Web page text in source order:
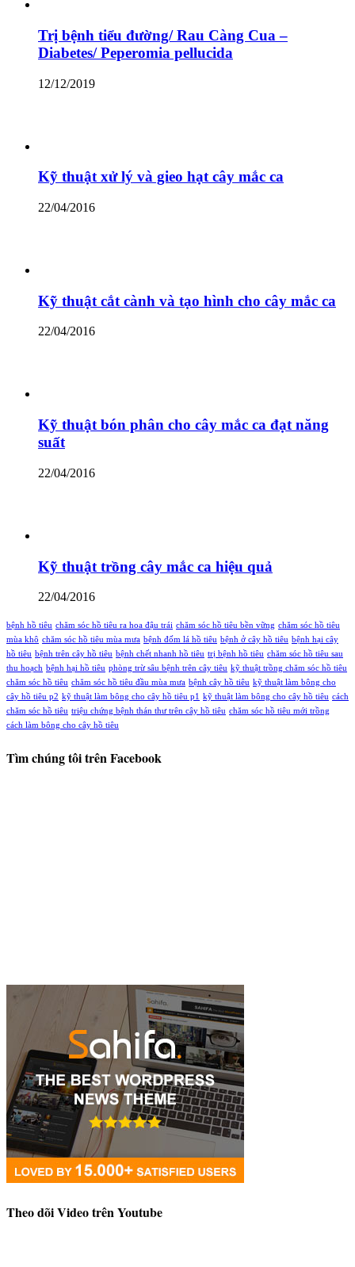
Trị bệnh tiểu đường/ Rau Càng Cua –
Diabetes/ Peperomia pellucida
12/12/2019
Kỹ thuật xử lý và gieo hạt cây mắc ca
22/04/2016
Kỹ thuật cắt cành và tạo hình cho cây mắc ca
22/04/2016
Kỹ thuật bón phân cho cây mắc ca đạt năng
suất
22/04/2016
Kỹ thuật trồng cây mắc ca hiệu quả
22/04/2016
bệnh hồ tiêu chăm sóc hồ tiêu ra hoa đậu trái chăm sóc hồ tiêu bền vững chăm sóc hồ tiêu
mùa khô chăm sóc hồ tiêu mùa mưa bệnh đốm lá hồ tiêu bệnh ở cây hồ tiêu bệnh hại cây
hồ tiêu bệnh trên cây hồ tiêu bệnh chết nhanh hồ tiêu trị bệnh hồ tiêu chăm sóc hồ tiêu sau
thu hoạch bệnh hại hồ tiêu phòng trừ sâu bệnh trên cây tiêu kỹ thuật trồng chăm sóc hồ tiêu
chăm sóc hồ tiêu chăm sóc hồ tiêu đầu mùa mưa bệnh cây hồ tiêu kỹ thuật làm bông cho
cây hồ tiêu p2 kỹ thuật làm bông cho cây hồ tiêu p1 kỹ thuật làm bông cho cây hồ tiêu cách
chăm sóc hồ tiêu triệu chứng bệnh thán thư trên cây hồ tiêu chăm sóc hồ tiêu mới trồng
cách làm bông cho cây hồ tiêu
Tìm chúng tôi trên Facebook
Theo dõi Video trên Youtube